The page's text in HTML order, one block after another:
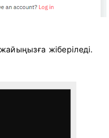
жіберіледі.